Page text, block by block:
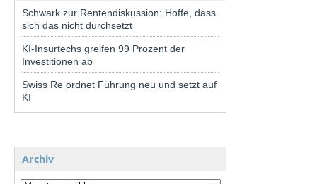
Schwark zur Rentendiskussion: Hoffe, dass
sich das nicht durchsetzt
KI-Insurtechs greifen 99 Prozent der
Investitionen ab
Swiss Re ordnet Führung neu und setzt auf
KI
Archiv